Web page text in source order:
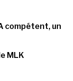
compétent, un
MLK